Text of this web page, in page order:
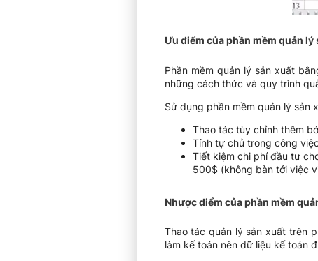
Ưu điểm của phần mềm quản
Phần mềm quản lý sản xuất
những cách thức và quy trình
Sử dụng phần mềm quản lý sản
Thao tác tùy chỉnh thêm
Tính tự chủ trong công
Tiết kiệm chi phí đầu tư
500$ (không bàn tới việc
Nhược điểm của phần mềm
Thao tác quản lý sản xuất trên
làm kế toán nên dữ liệu kế toán